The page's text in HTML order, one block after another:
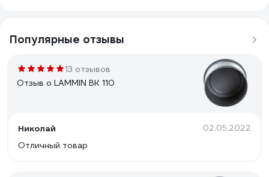
Популярные отзывы
13 отзывов
Отзыв о LAMMIN ВК 110
Николай 02.05.2022
Отличный товар